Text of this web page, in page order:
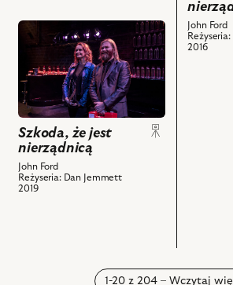
Na
zdjęciu:
Marta
John Ford
2016
przejdź
do
obiektu
Szkoda,
że
jest
nierządnicą,
i
powiązanych
z
Szkoda, że jest
nierządnicą
John Ford
Reżyseria: Dan Jemmett
2019
1-20 z 204 – Wczytaj